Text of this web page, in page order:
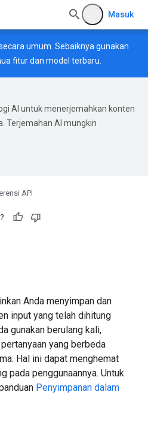
Masuk
umum. Sebaiknya gunakan
fitur dan model terbaru.
AI untuk menerjemahkan konten
Terjemahan AI mungkin
API
Anda menyimpan dan
input yang telah dihitung
gunakan berulang kali,
yang berbeda
Hal ini dapat menghemat
pada penggunaannya. Untuk
Penyimpanan dalam